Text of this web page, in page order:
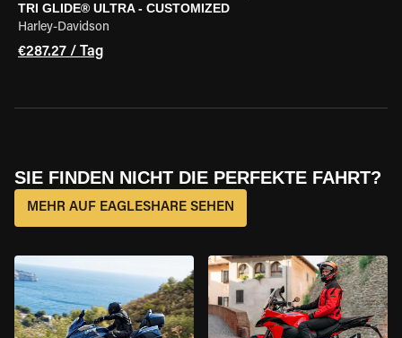
TRI GLIDE® ULTRA - CUSTOMIZED
Harley-Davidson
€287.27 / Tag
SIE FINDEN NICHT DIE PERFEKTE FAHRT?
MEHR AUF EAGLESHARE SEHEN